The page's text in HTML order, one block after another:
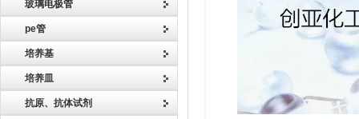
玻璃电极管
pe管
培养基
培养皿
抗原、抗体试剂